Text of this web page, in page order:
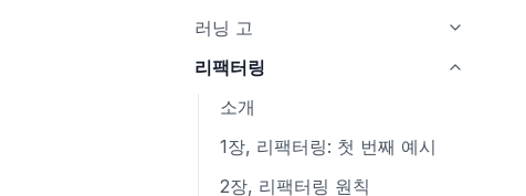
6장, 객체와 자료 구조
7장, 오류 처리
8장, 경계
9장, 단위테스트
10장, 클래스
5장 비판적 사고
6장 호기심
7장 창의적 마인드셋
8장 창의적 기법
4장 타입 설계
5장 any 다루기
6장 타입 선언과 @types
7장 코드를 작성하고 실행하기
리고 그 이후의 새로운 장난감
2장 블록 스코프 선언: let과
const
3장 새로운 함수 기능
4장 클래스
1장, 왜
러닝 고
소개
리팩터링
소개
1장, 리팩터링: 첫 번째 예시
2장, 리팩터링 원칙